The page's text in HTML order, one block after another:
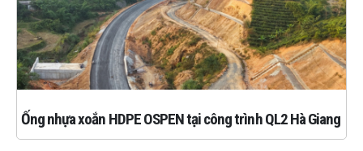
Ống nhựa xoắn HDPE OSPEN tại công trình QL2 Hà Giang